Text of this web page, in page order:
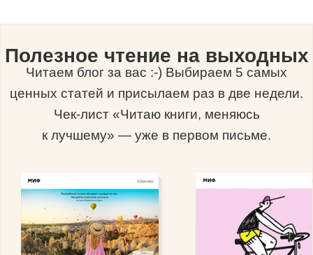
Полезное чтение на выходных
Читаем блог за вас :-) Выбираем 5 самых
ценных статей и присылаем раз в две недели.
Чек-лист «Читаю книги, меняюсь
к лучшему» — уже в первом письме.